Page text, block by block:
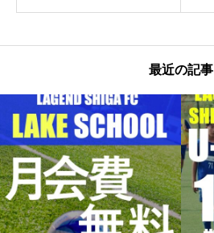
最近の記事